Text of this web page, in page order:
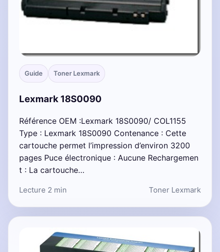
Guide Toner Lexmark
Lexmark 18S0090
Référence OEM :Lexmark 18S0090/ COL1155
Type : Lexmark 18S0090 Contenance : Cette
cartouche permet l’impression d’environ 3200
pages Puce électronique : Aucune Rechargemen
t : La cartouche…
Lecture 2 min Toner Lexmark